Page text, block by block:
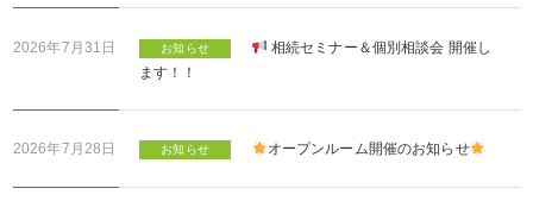
2026年7月31日 お知らせ
相続セミナー＆個別相談会 開催し
ます！！
2026年7月28日 お知らせ オープンルーム開催のお知らせ